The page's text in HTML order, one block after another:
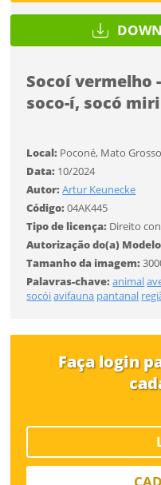
Socoí vermelho
soco-í, socó
Local: Poconé, Mato
Data: 10/2024
Autor:Artur Keunecke
Código:04AK445
Tipo de licença: Direito
Autorização do(a)
Tamanho da imagem:
Palavras-chave:animal
socóiavifauna pantanal
Faça login
Desejo receber
Li e concordo com os
Já
Tipo de download
Limite de download